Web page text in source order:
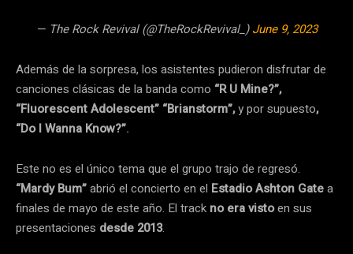
— The Rock Revival (@TheRockRevival_)June 9, 2023
Además de la sorpresa, los asistentes pudieron disfrutar de
canciones clásicas de la banda como “R U Mine?”,
“Fluorescent Adolescent” “Brianstorm”,y por supuesto,
“Do I Wanna Know?”.
Este no es el único tema que el grupo trajo de regresó.
“Mardy Bum”abrió el concierto en el Estadio Ashton Gatea
finales de mayo de este año. El track no era vistoen sus
presentaciones desde 2013.